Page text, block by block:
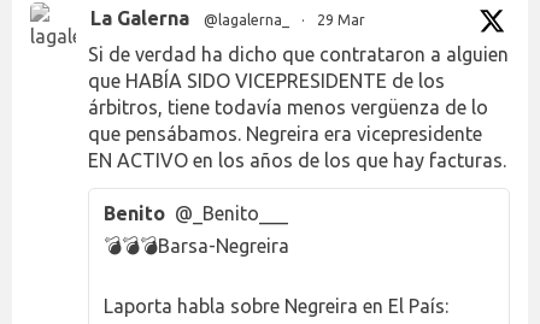
La Galerna @lagalerna_ · 29 Mar
Si de verdad ha dicho que contrataron a alguien
que HABÍA SIDO VICEPRESIDENTE de los
árbitros, tiene todavía menos vergüenza de lo
que pensábamos. Negreira era vicepresidente
EN ACTIVO en los años de los que hay facturas.
Benito @_Benito___
💣💣💣Barsa-Negreira
Laporta habla sobre Negreira en El País: